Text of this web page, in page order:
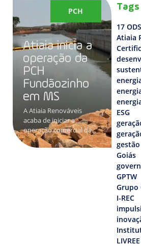
PCH
Atiaia inicia a
operação da
PCH
Fundãozinho
em MS
A Atiaia Renováveis
acaba de iniciar a
operação comercial da...
Tags
17 ODS
Atiaia
ESG
Goiás
GPTW
Grupo
I-REC
LIVREE